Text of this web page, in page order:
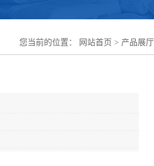
您当前的位置： 网站首页 > 产品展厅